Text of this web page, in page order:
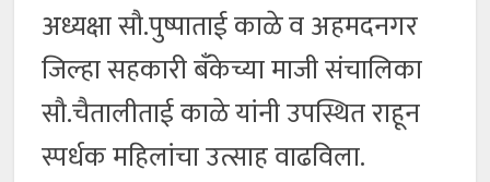
अध्यक्षा सौ.पुष्पाताई काळे व अहमदनगर
जिल्हा सहकारी बँकेच्या माजी संचालिका
सौ.चैतालीताई काळे यांनी उपस्थित राहून
स्पर्धक महिलांचा उत्साह वाढविला.